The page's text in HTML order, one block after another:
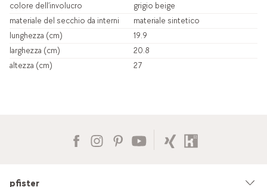
colore dell’involucro
grigio beige
materiale del secchio da interni
materiale sintetico
lunghezza (cm)
19.9
larghezza (cm)
20.8
altezza (cm)
27
pfister